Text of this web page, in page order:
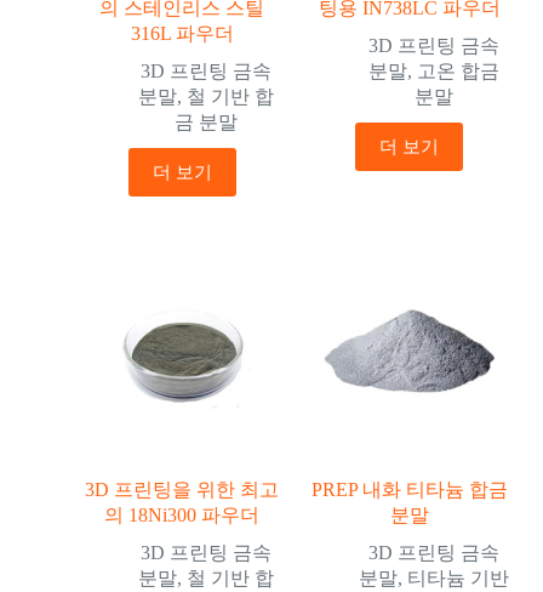
의 스테인리스 스틸
316L 파우더
3D 프린팅 금속
분말, 철 기반 합
금 분말
더 보기
팅용 IN738LC 파우더
3D 프린팅 금속
분말, 고온 합금
분말
더 보기
3D 프린팅을 위한 최고
의 18Ni300 파우더
3D 프린팅 금속
분말, 철 기반 합
PREP 내화 티타늄 합금
분말
3D 프린팅 금속
분말, 티타늄 기반